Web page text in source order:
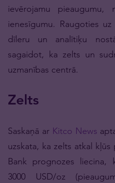
ievērojamu pieaugumu,
ienesīgumu. Raugoties
dīleru un analītiķu
sagaidot, ka zelts un
uzmanības centrā.
Zelts
Saskaņā ar Kitco News
uzskata, ka zelts atkal
Bank prognozes liecina,
3000 USD/oz